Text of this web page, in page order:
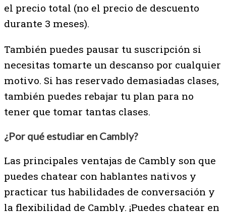
el precio total (no el precio de descuento
durante 3 meses).
También puedes pausar tu suscripción si
necesitas tomarte un descanso por cualquier
motivo. Si has reservado demasiadas clases,
también puedes rebajar tu plan para no
tener que tomar tantas clases.
¿Por qué estudiar en Cambly?
Las principales ventajas de Cambly son que
puedes chatear con hablantes nativos y
practicar tus habilidades de conversación y
la flexibilidad de Cambly. ¡Puedes chatear en